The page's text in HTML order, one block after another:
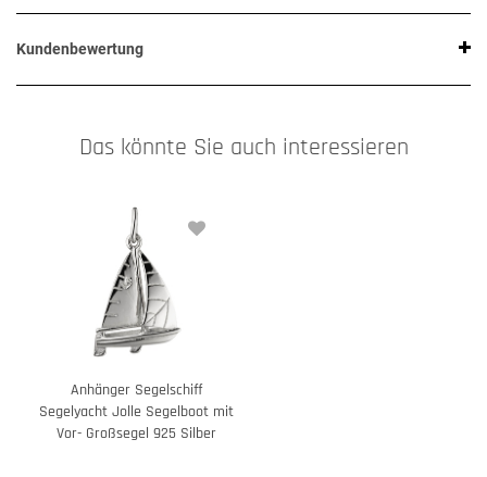
Kundenbewertung
Das könnte Sie auch interessieren
Anhänger Segelschiff
Segelyacht Jolle Segelboot mit
Vor- Großsegel 925 Silber